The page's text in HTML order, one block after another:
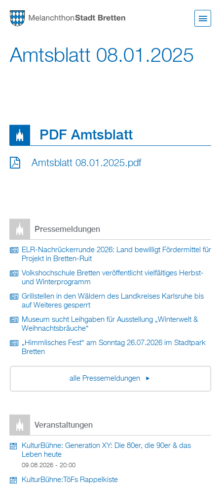
Amtsblatt 08.01.2025
PDF Amtsblatt
Amtsblatt 08.01.2025.pdf
Pressemeldungen
ELR-Nachrückerrunde 2026: Land bewilligt Fördermittel für
Projekt in Bretten-Ruit
Volkshochschule Bretten veröffentlicht vielfältiges Herbst-
und Winterprogramm
Grillstellen in den Wäldern des Landkreises Karlsruhe bis
auf Weiteres gesperrt
Museum sucht Leihgaben für Ausstellung „Winterwelt &
Weihnachtsbräuche“
„Himmlisches Fest“ am Sonntag 26.07.2026 im Stadtpark
Bretten
alle Pressemeldungen
Veranstaltungen
KulturBühne: Generation XY: Die 80er, die 90er & das
Leben heute
09.08.2026 - 20:00
KulturBühne:TöFs Rappelkiste